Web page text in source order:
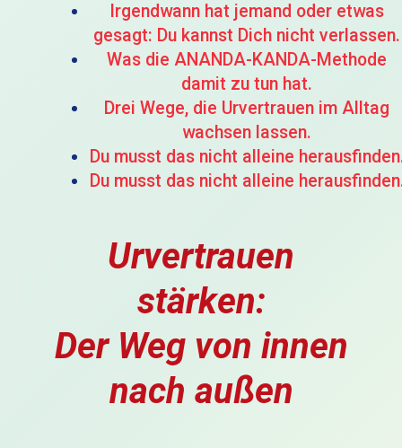
Irgendwann hat jemand oder etwas
gesagt: Du kannst Dich nicht verlassen.
Was die ANANDA-KANDA-Methode
damit zu tun hat.
Drei Wege, die Urvertrauen im Alltag
wachsen lassen.
Du musst das nicht alleine
Du musst das nicht alleine
Urvertrauen
stärken:
Der Weg von innen
nach außen